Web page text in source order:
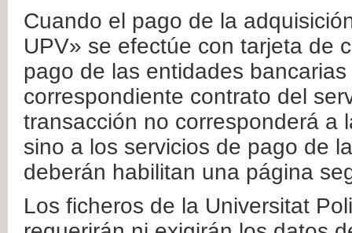
Cuando el pago de la
UPV» se efectúe con tarjeta de
pago de las entidades
correspondiente contrato del
transacción no corresponderá a
sino a los servicios de pago de
deberán habilitan una página
Los ficheros de la Universitat